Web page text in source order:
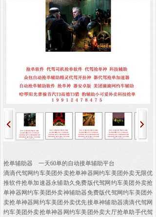
抢单辅助器
一天60单的自动接单辅助平台
滴滴代驾网约车美团外卖抢单神器网约车美团外卖无限优
推软件抢单加速器永辅助久免费版代驾网约车美团外卖抢
单神器网约车美团外卖神辅助器免费版代驾网约车美团外
卖抢单神器网约车美团外卖优先接单神辅助器滴滴代驾网
约车美团外卖抢单神器网约车美团外卖大厅抢单助手代驾